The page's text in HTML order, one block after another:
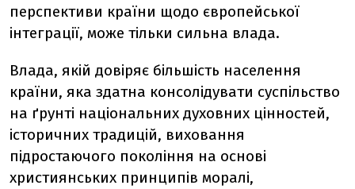
перспективи країни щодо європейської
інтеграції, може тільки сильна влада.
Влада, якій довіряє більшість населення
країни, яка здатна консолідувати суспільство
на ґрунті національних духовних цінностей,
історичних традицій, виховання
підростаючого покоління на основі
християнських принципів моралі,